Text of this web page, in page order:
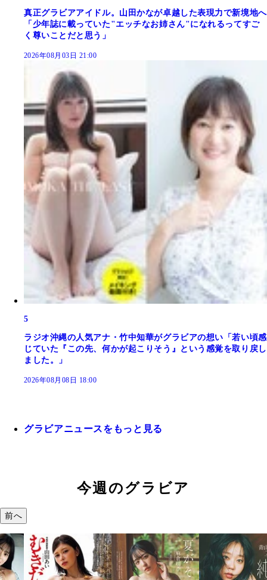
真正グラビアアイドル。山田かなが卓越した表現力で新境地へ
「少年誌に載っていた"エッチなお姉さん"になれるってすご
く尊いことだと思う」
2026年08月03日 21:00
5
ラジオ沖縄の人気アナ・竹中知華がグラビアの想い「若い頃感
じていた『この先、何かが起こりそう』という感覚を取り戻し
ました。」
2026年08月08日 18:00
グラビアニュースをもっと見る
今週のグラビア
前へ